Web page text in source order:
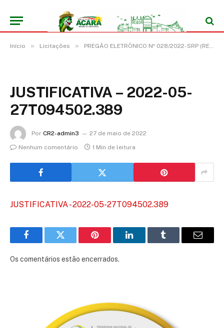
Início » Licitações » PREGÃO ELETRÔNICO Nº 028/2022-SRP (REGISTRO DE PREÇO PARA FUTURA E EVENTUAL AQUISIÇÃO DE MATERIAIS E INSUMOS ODONTOLÓGICOS)
JUSTIFICATIVA – 2022-05-
27T094502.389
Por CR2-admin3
27 de maio de 2022
Nenhum comentário
1 Min de leitura
JUSTIFICATIVA - 2022-05-27T094502.389
FacebookTwitter Pinterest LinkedInTumblr
E-
Os comentários estão encerrados.